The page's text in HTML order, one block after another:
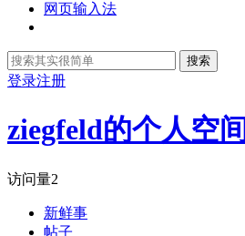
网页输入法
搜索
登录注册
ziegfeld的个人空间
访问量2
新鲜事
帖子